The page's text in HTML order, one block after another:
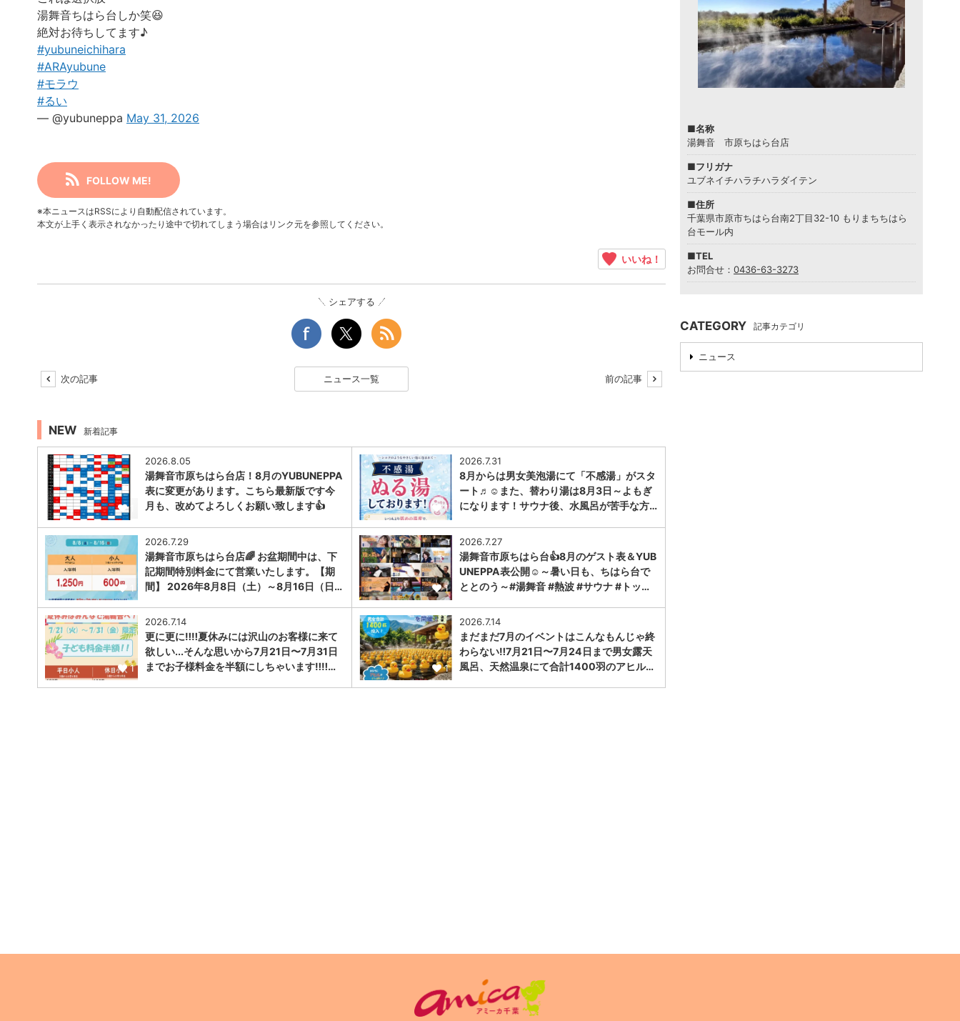
湯舞音ちはら台しか笑😆
絶対お待ちしてます♪
#yubuneichihara
#ARAyubune
#モラウ
#るい
— @yubuneppa May 31, 2026
FOLLOW ME!
※本ニュースはRSSにより自動配信されています。
本文が上手く表示されなかったり途中で切れてしまう場合はリンク元を参照してください。
いいね！
シェアする
次の記事 ニュース一覧 前の記事
NEW 新着記事
1
2026.8.05
湯舞音市原ちはら台店！8月のYUBUNEPPA
表に変更があります。こちら最新版です今
月も、改めてよろしくお願い致します👍
1
2026.7.31
8月からは男女美泡湯にて「不感湯」がスタ
ート♬☺また、替わり湯は8月3日～よもぎ
になります！サウナ後、水風呂が苦手な方…
1
2026.7.29
湯舞音市原ちはら台店🌈 お盆期間中は、下
記期間特別料金にて営業いたします。【期
間】 2026年8月8日（土）～8月16日（日…
1
2026.7.27
湯舞音市原ちはら台👍8月のゲスト表＆YUB
UNEPPA表公開☺～暑い日も、ちはら台で
ととのう～#湯舞音 #熱波 #サウナ #トッ…
1
2026.7.14
更に更に‼️‼️夏休みには沢山のお客様に来て
欲しい...そんな思いから7月21日〜7月31日
までお子様料金を半額にしちゃいます‼︎‼︎…
1
2026.7.14
まだまだ7月のイベントはこんなもんじゃ終
わらない‼️7月21日〜7月24日まで男女露天
風呂、天然温泉にて合計1400羽のアヒル…
■名称
湯舞音 市原ちはら台店
■フリガナ
ユブネイチハラチハラダイテン
■住所
千葉県市原市ちはら台南2丁目32-10 もりまちちはら
台モール内
■TEL
お問合せ： 0436-63-3273
CATEGORY 記事カテゴリ
ニュース